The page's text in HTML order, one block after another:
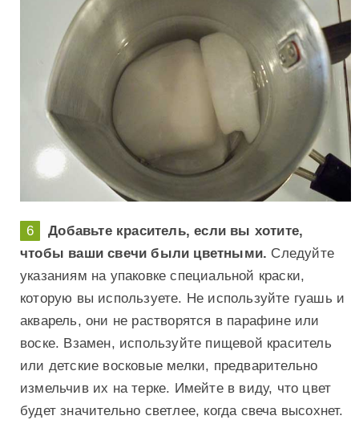
Добавьте краситель, если вы хотите,
чтобы ваши свечи были цветными. Следуйте
указаниям на упаковке специальной краски,
которую вы используете. Не используйте гуашь и
акварель, они не растворятся в парафине или
воске. Взамен, используйте пищевой краситель
или детские восковые мелки, предварительно
измельчив их на терке. Имейте в виду, что цвет
будет значительно светлее, когда свеча высохнет.